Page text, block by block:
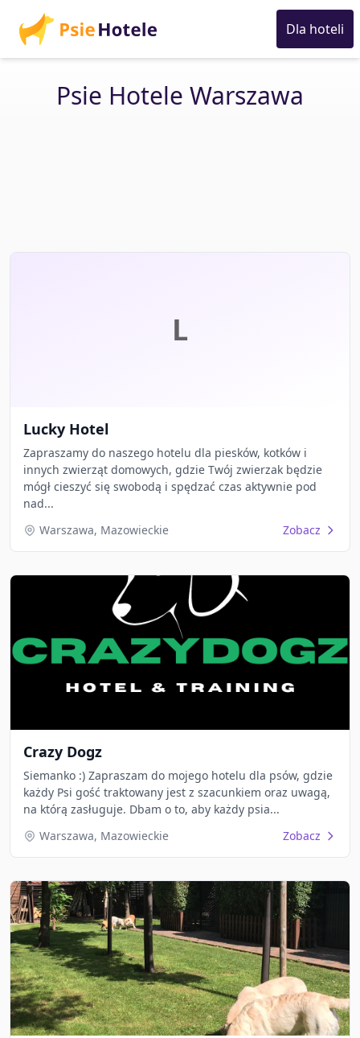
Dla hoteli
Psie Hotele Warszawa
L
Lucky Hotel
Zapraszamy do naszego hotelu dla piesków, kotków i
innych zwierząt domowych, gdzie Twój zwierzak będzie
mógł cieszyć się swobodą i spędzać czas aktywnie pod
nad...
Warszawa, Mazowieckie
Zobacz
Crazy Dogz
Siemanko :) Zapraszam do mojego hotelu dla psów, gdzie
każdy Psi gość traktowany jest z szacunkiem oraz uwagą,
na którą zasługuje. Dbam o to, aby każdy psia...
Warszawa, Mazowieckie
Zobacz